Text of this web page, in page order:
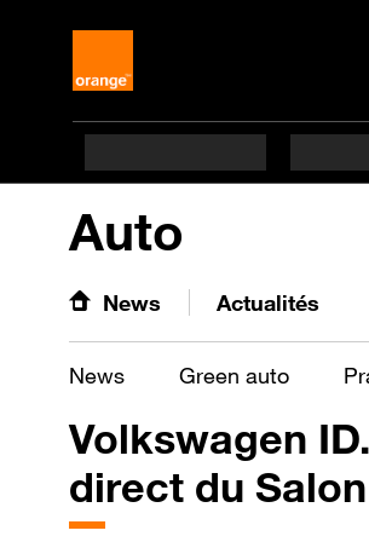
Auto
News Actualités
News Green auto
Volkswagen
direct du